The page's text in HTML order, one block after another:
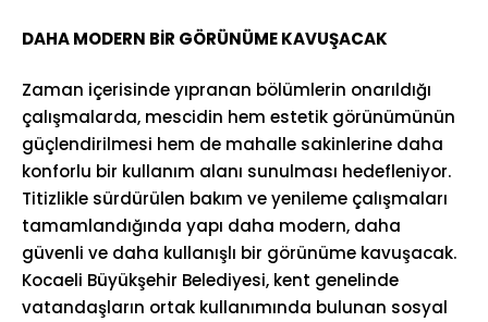
DAHA MODERN BİR GÖRÜNÜME KAVUŞACAK
Zaman içerisinde yıpranan bölümlerin onarıldığı
çalışmalarda, mescidin hem estetik görünümünün
güçlendirilmesi hem de mahalle sakinlerine daha
konforlu bir kullanım alanı sunulması hedefleniyor.
Titizlikle sürdürülen bakım ve yenileme çalışmaları
tamamlandığında yapı daha modern, daha
güvenli ve daha kullanışlı bir görünüme kavuşacak.
Kocaeli Büyükşehir Belediyesi, kent genelinde
vatandaşların ortak kullanımında bulunan sosyal